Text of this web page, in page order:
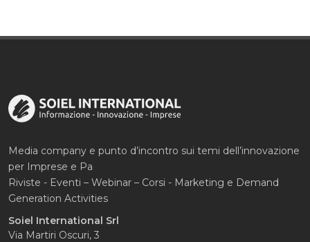
Media company e punto d’incontro sui temi dell’innovazione
per Imprese e Pa
Riviste - Eventi – Webinar – Corsi - Marketing e Demand
Generation Activities
Soiel International Srl
Via Martiri Oscuri, 3